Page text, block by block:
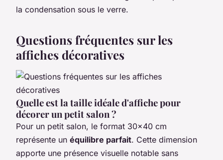
la condensation sous le verre.
Questions fréquentes sur les
affiches décoratives
Quelle est la taille idéale d'affiche pour
décorer un petit salon ?
Pour un petit salon, le format 30x40 cm
représente un équilibre parfait. Cette dimension
apporte une présence visuelle notable sans